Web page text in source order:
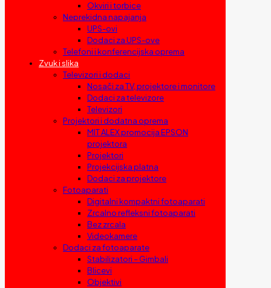
Okviri i torbice
Neprekidna napajanja
UPS-ovi
Dodaci za UPS-ove
Telefoni i konferencijska oprema
Zvuk i slika
Televizori i dodaci
Nosači za TV, projektore i monitore
Dodaci za televizore
Televizori
Projektori i dodatna oprema
MIT ALEX promocija EPSON
projektora
Projektori
Projekcijska platna
Dodaci za projektore
Fotoaparati
Digitalni kompaktni fotoaparati
Zrcalno refleksni fotoaparati
Bez zrcala
Videokamere
Dodaci za fotoaparate
Stabilizatori – Gimbali
Blicevi
Objektivi